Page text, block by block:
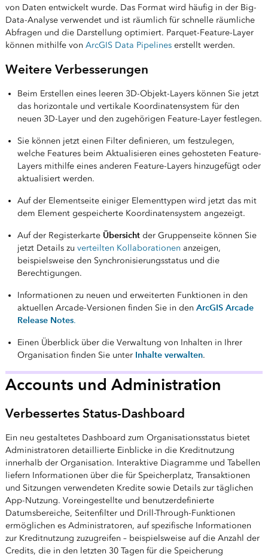
von Daten entwickelt wurde. Das Format wird häufig in der Big-
Data-Analyse verwendet und ist räumlich für schnelle räumliche
Abfragen und die Darstellung optimiert. Parquet-Feature-Layer
können mithilfe von ArcGIS Data Pipelineserstellt werden.
Weitere Verbesserungen
Beim Erstellen eines leeren 3D-Objekt-Layers können Sie jetzt
das horizontale und vertikale Koordinatensystem für den
neuen 3D-Layer und den zugehörigen Feature-Layer festlegen.
Sie können jetzt einen Filter definieren, um festzulegen,
welche Features beim Aktualisieren eines gehosteten Feature-
Layers mithilfe eines anderen Feature-Layers hinzugefügt oder
aktualisiert werden.
Auf der Elementseite einiger Elementtypen wird jetzt das mit
dem Element gespeicherte Koordinatensystem angezeigt.
Auf der Registerkarte Übersichtder Gruppenseite können Sie
jetzt Details zu verteilten Kollaborationen anzeigen,
beispielsweise den Synchronisierungsstatus und die
Berechtigungen.
Informationen zu neuen und erweiterten Funktionen in den
aktuellen Arcade-Versionen finden Sie in den ArcGIS Arcade
Release Notes.
Einen Überblick über die Verwaltung von Inhalten in Ihrer
Organisation finden Sie unter Inhalte verwalten.
Accounts und Administration
Verbessertes Status-Dashboard
Ein neu gestaltetes Dashboard zum Organisationsstatus bietet
Administratoren detaillierte Einblicke in die Kreditnutzung
innerhalb der Organisation. Interaktive Diagramme und Tabellen
liefern Informationen über die für Speicherplatz, Transaktionen
und Sitzungen verwendeten Kredite sowie Details zur täglichen
App-Nutzung. Voreingestellte und benutzerdefinierte
Datumsbereiche, Seitenfilter und Drill-Through-Funktionen
ermöglichen es Administratoren, auf spezifische Informationen
zur Kreditnutzung zuzugreifen – beispielsweise auf die Anzahl der
Credits, die in den letzten 30 Tagen für die Speicherung